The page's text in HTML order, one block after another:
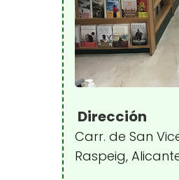
Dirección
Carr. de San
Raspeig,